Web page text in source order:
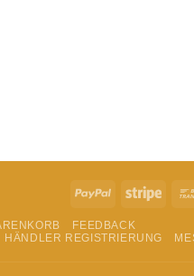
PayPal Stripe
FEEDBACK
HÄNDLER REGISTRIERUNG